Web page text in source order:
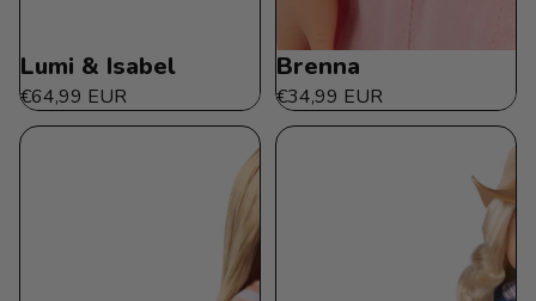
Lumi & Isabel
€64,99 EUR
Brenna
€34,99 EUR